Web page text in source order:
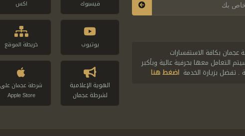
عجمان بكافة الاستفسارات
التعامل معها بحرفية عالية وبأكبر
. تفضل بزيارة الخدمة
اضغط هنا
فيسبوك اكس
يوتيوب خريطة الموقع
الهوية الإعلامية
لشرطة عجمان
شرطة عجمان على
Apple Store